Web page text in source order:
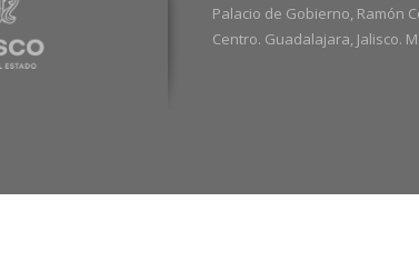
Palacio de Gobierno, Ramón
Centro. Guadalajara, Jalisco.